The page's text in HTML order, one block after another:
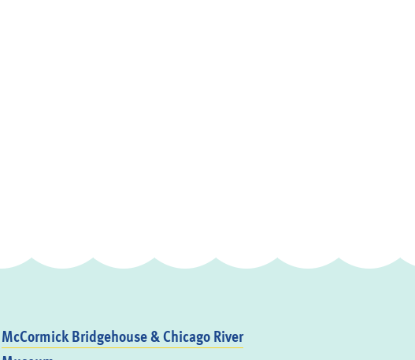
McCormick Bridgehouse & Chicago River